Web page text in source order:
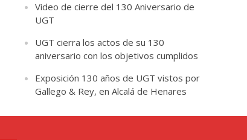
Video de cierre del 130 Aniversario de
UGT
UGT cierra los actos de su 130
aniversario con los objetivos cumplidos
Exposición 130 años de UGT vistos por
Gallego & Rey, en Alcalá de Henares